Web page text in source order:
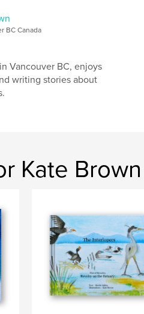
BC Canada
Vancouver BC, enjoys
writing stories about
Kate Brown